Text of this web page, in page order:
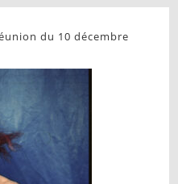
du 10 décembre